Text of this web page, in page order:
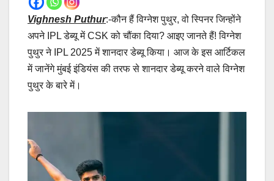
Vighnesh Puthur:-कौन हैं विग्नेश पुथुर, वो स्पिनर जिन्होंने
अपने IPL डेब्यू में CSK को चौंका दिया? आइए जानते हैं! विग्नेश
पुथुर ने IPL 2025 में शानदार डेब्यू किया। आज के इस आर्टिकल
में जानेंगे मुंबई इंडियंस की तरफ से शानदार डेब्यू करने वाले विग्नेश
पुथुर के बारे में।